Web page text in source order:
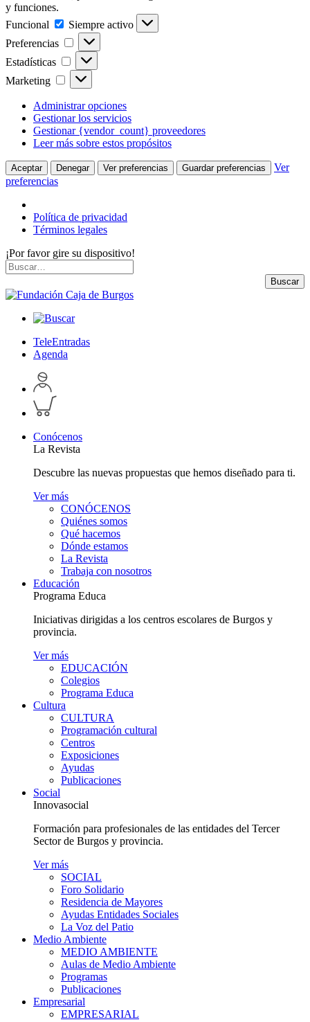
y funciones.
Funcional
Funcional
Siempre activo
Preferencias
Preferencias
Estadísticas Estadísticas
Marketing Marketing
Administrar opciones
Gestionar los servicios
Gestionar {vendor_count} proveedores
Leer más sobre estos propósitos
Aceptar Denegar Ver preferencias Guardar preferencias
Ver
preferencias
Política de privacidad
Términos legales
¡Por favor gire su dispositivo!
Skip
to
content
Buscar
por:
Buscar
TeleEntradas
Agenda
Acceder
a
perfil
personal
Inspeccionar
carrito
Conócenos
La Revista
Descubre las nuevas propuestas que hemos diseñado para ti.
Ver más
CONÓCENOS
Quiénes somos
Qué hacemos
Dónde estamos
La Revista
Trabaja con nosotros
Educación
Programa Educa
Iniciativas dirigidas a los centros escolares de Burgos y
provincia.
Ver más
EDUCACIÓN
Colegios
Programa Educa
Cultura
CULTURA
Programación cultural
Centros
Exposiciones
Ayudas
Publicaciones
Social
Innovasocial
Formación para profesionales de las entidades del Tercer
Sector de Burgos y provincia.
Ver más
SOCIAL
Foro Solidario
Residencia de Mayores
Ayudas Entidades Sociales
La Voz del Patio
Medio Ambiente
MEDIO AMBIENTE
Aulas de Medio Ambiente
Programas
Publicaciones
Empresarial
EMPRESARIAL